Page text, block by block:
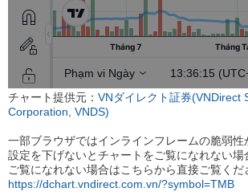
チャート提供元： VNダイレクト証券(VNDirect
Corporation, VNDS)
一部ブラウザではインラインフレームの脆弱性
設定を下げないとチャートをご覧になれない場
ご覧になれない場合はこちらから直接ご覧くだ
https://dchart.vndirect.com.vn/?symbol=TMB